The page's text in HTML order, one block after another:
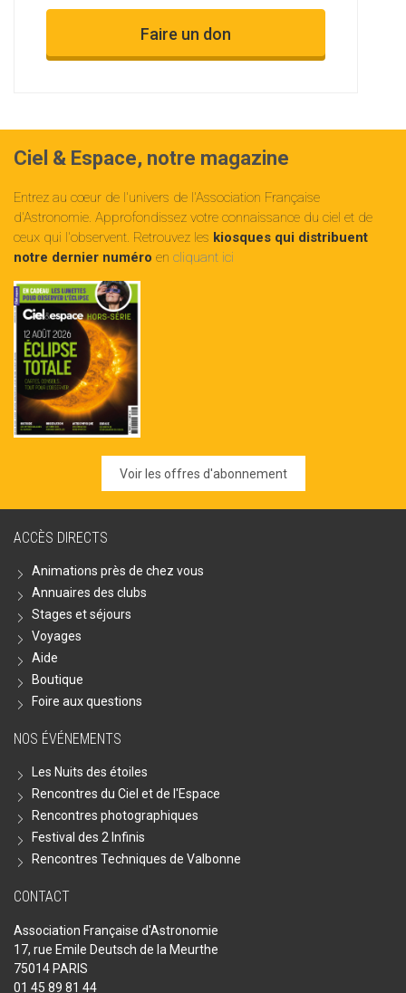
Faire un don
Ciel & Espace, notre magazine
Entrez au cœur de l'univers de l'Association Française
d'Astronomie. Approfondissez votre connaissance du ciel et de
ceux qui l'observent. Retrouvez les kiosques qui distribuent
notre dernier numéro en cliquant ici
Voir les offres d'abonnement
ACCÈS DIRECTS
Animations près de chez vous
Annuaires des clubs
Stages et séjours
Voyages
Aide
Boutique
Foire aux questions
NOS ÉVÉNEMENTS
Les Nuits des étoiles
Rencontres du Ciel et de l'Espace
Rencontres photographiques
Festival des 2 Infinis
Rencontres Techniques de Valbonne
CONTACT
Association Française d'Astronomie
17, rue Emile Deutsch de la Meurthe
75014 PARIS
01 45 89 81 44